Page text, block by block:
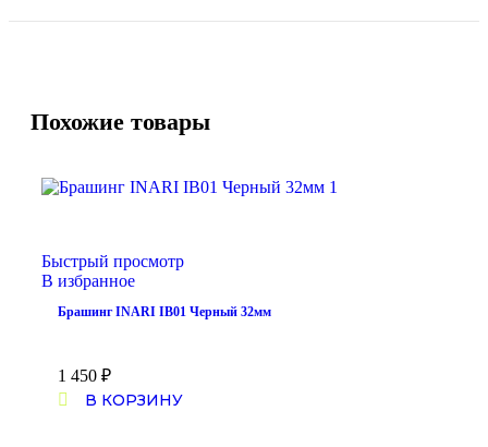
Похожие товары
Быстрый просмотр
В избранное
Брашинг INARI IB01 Черный 32мм
1 450 ₽
В КОРЗИНУ